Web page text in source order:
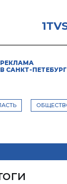
РЕКЛАМА
В САНКТ-